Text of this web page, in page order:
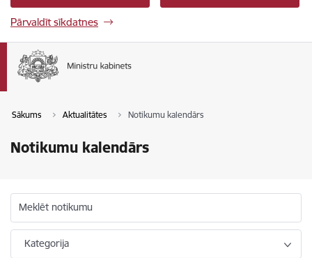
Pārvaldīt sīkdatnes
Sākums Aktualitātes Notikumu kalendārs
Notikumu kalendārs
Meklēt notikumu
Kategorija